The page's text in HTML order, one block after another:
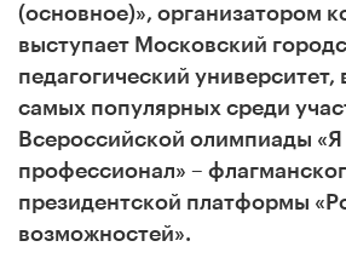
(основное)», организатором
выступает Московский
педагогический университет,
самых популярных среди
Всероссийской олимпиады «Я
профессионал» –
президентской платформы
возможностей».